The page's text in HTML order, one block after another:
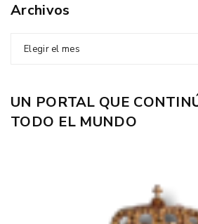
Archivos
Elegir el mes
UN PORTAL QUE
TODO EL MUNDO